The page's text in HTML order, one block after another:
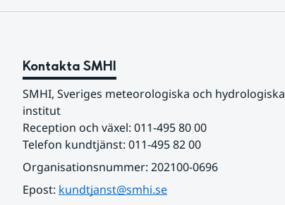
Kontakta SMHI
SMHI, Sveriges meteorologiska och hydrologiska
institut
Reception och växel: 011-495 80 00
Telefon kundtjänst: 011-495 82 00
Organisationsnummer: 202100-0696
Epost: kundtjanst@smhi.se